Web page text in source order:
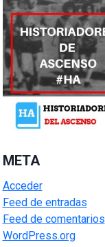
META
Acceder
Feed de entradas
Feed de comentarios
WordPress.org